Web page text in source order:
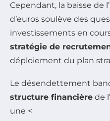
Cependant, la baisse de
d’euros soulève des
investissements en
stratégie de
déploiement du plan
Le désendettement
structure financière de
une <